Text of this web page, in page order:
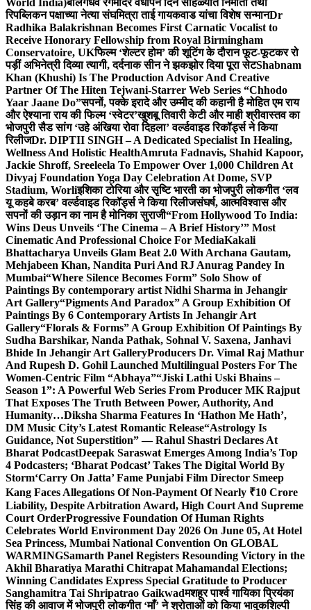
World India)बालगंधर्व रंगमंदिर वर्धापन दिन सोहळ्यात निर्माती तथा
रिपब्लिकन पक्षाच्या नेत्या संघमित्रा ताई गायकवाड यांचा विशेष सन्मानDr
Radhika Balakrishnan Becomes First Carnatic Vocalist to
Receive Honorary Fellowship from Royal Birmingham
Conservatoire, UKफिल्म ‘शेल्टर होम’ की शूटिंग के दौरान फूट-फूटकर रो
पड़ीं अभिनेत्री दिव्या त्यागी, दर्दनाक सीन ने झकझोर दिया पूरा सेटShabnam
Khan (Khushi) Is The Production Advisor And Creative
Partner Of The Hiten Tejwani-Starrer Web Series “Chhodo
Yaar Jaane Do”सपनों, पक्के इरादे और उम्मीद की कहानी है मोहित एम राय
और ऐश्याना राय की फिल्म ‘स्वेटर’खुशबू तिवारी केटी और माही श्रीवास्तव का
भोजपुरी सैड सांग ‘उहे अंखिया रोवा दिहला’ वर्ल्डवाइड रिकॉर्ड्स ने किया
रिलीजDr. DIPTII SINGH – A Dedicated Specialist In Healing,
Wellness And Holistic HealthAmruta Fadnavis, Shahid Kapoor,
Jackie Shroff, Sreeleela To Empower Over 1,000 Children At
Divyaj Foundation Yoga Day Celebration At Dome, SVP
Stadium, Worliइशिका टोरिया और सृष्टि भारती का भोजपुरी लोकगीत ‘लव
यू कहबे करब’ वर्ल्डवाइड रिकॉर्ड्स ने किया रिलीजसंघर्ष, आत्मविश्वास और
सपनों की उड़ान का नाम है मोनिका सुराजी“From Hollywood To India:
Wins Deus Unveils ‘The Cinema – A Brief History’” Most
Cinematic And Professional Choice For MediaKakali
Bhattacharya Unveils Glam Beat 2.0 With Archana Gautam,
Mehjabeen Khan, Nandita Puri And RJ Anurag Pandey In
Mumbai“Where Silence Becomes Form” Solo Show of
Paintings By contemporary artist Nidhi Sharma in Jehangir
Art Gallery“Pigments And Paradox” A Group Exhibition Of
Paintings By 6 Contemporary Artists In Jehangir Art
Gallery“Florals & Forms” A Group Exhibition Of Paintings By
Sudha Barshikar, Nanda Pathak, Sohnal V. Saxena, Janhavi
Bhide In Jehangir Art GalleryProducers Dr. Vimal Raj Mathur
And Rupesh D. Gohil Launched Multilingual Posters For The
Women-Centric Film “Abhaya”“Jiski Lathi Uski Bhains –
Season 1”: A Powerful Web Series From Producer MK Rajput
That Exposes The Truth Between Power, Authority, And
Humanity…Diksha Sharma Features In ‘Hathon Me Hath’,
DM Music City’s Latest Romantic Release“Astrology Is
Guidance, Not Superstition” — Rahul Shastri Declares At
Bharat PodcastDeepak Saraswat Emerges Among India’s Top
4 Podcasters; ‘Bharat Podcast’ Takes The Digital World By
Storm‘Carry On Jatta’ Fame Punjabi Film Director Smeep
Kang Faces Allegations Of Non-Payment Of Nearly ₹10 Crore
Liability, Despite Arbitration Award, High Court And Supreme
Court OrderProgressive Foundation Of Human Rights
Celebrates World Environment Day 2026 On June 05, At Hotel
Sea Princess, Mumbai National Convention On GLOBAL
WARMINGSamarth Panel Registers Resounding Victory in the
Akhil Bharatiya Marathi Chitrapat Mahamandal Elections;
Winning Candidates Express Special Gratitude to Producer
Sanghamitra Tai Shripatrao Gaikwadमशहूर पार्श्व गायिका प्रियंका
सिंह की आवाज में भोजपुरी लोकगीत ‘माँ’ ने श्रोताओं को किया भावुकशिल्पी